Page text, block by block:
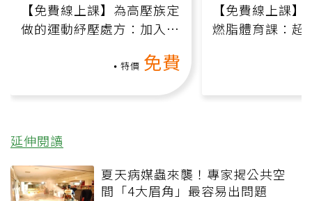
【免費線上課】為高壓族定
做的運動紓壓處方：加入行
特價 免費
【免費線上課
燃脂體育課：超
延伸閱讀
夏天病媒蟲來襲！專家揭公共空
間「4大眉角」最容易出問題